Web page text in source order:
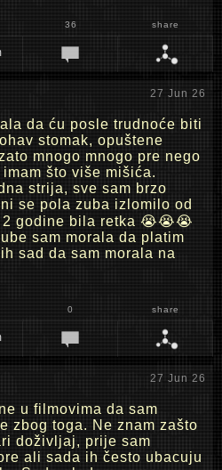
36 share
27 Jun 26
da ću posle trudnoće biti
stomak, opuštene
mnogo mnogo pre nego
što više mišića.
strija, sve sam brzo
se pola zuba izlomilo od
godine bila retka 😭😭😭
sam morala da platim
sad da sam morala na
0 share
27 Jun 26
u filmovima da sam
zbog toga. Ne znam zašto
doživljaj, prije sam
ali sada ih često ubacuju